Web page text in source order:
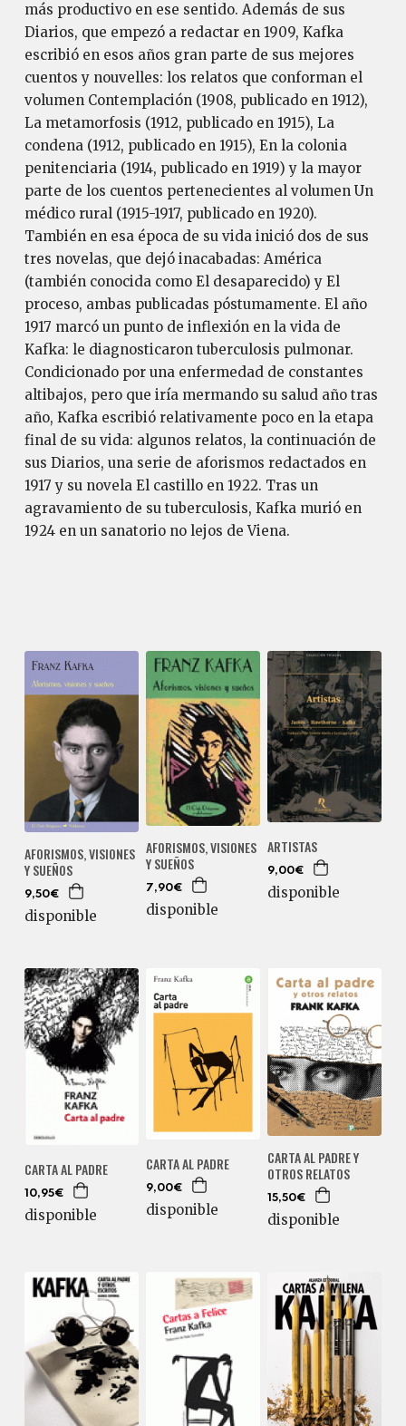
más productivo en ese sentido. Además de sus
Diarios, que empezó a redactar en 1909, Kafka
escribió en esos años gran parte de sus mejores
cuentos y nouvelles: los relatos que conforman el
volumen Contemplación (1908, publicado en 1912),
La metamorfosis (1912, publicado en 1915), La
condena (1912, publicado en 1915), En la colonia
penitenciaria (1914, publicado en 1919) y la mayor
parte de los cuentos pertenecientes al volumen Un
médico rural (1915-1917, publicado en 1920).
También en esa época de su vida inició dos de sus
tres novelas, que dejó inacabadas: América
(también conocida como El desaparecido) y El
proceso, ambas publicadas póstumamente. El año
1917 marcó un punto de inflexión en la vida de
Kafka: le diagnosticaron tuberculosis pulmonar.
Condicionado por una enfermedad de constantes
altibajos, pero que iría mermando su salud año tras
año, Kafka escribió relativamente poco en la etapa
final de su vida: algunos relatos, la continuación de
sus Diarios, una serie de aforismos redactados en
1917 y su novela El castillo en 1922. Tras un
agravamiento de su tuberculosis, Kafka murió en
1924 en un sanatorio no lejos de Viena.
AFORISMOS, VISIONES
Y SUEÑOS
9,50€
disponible
AFORISMOS, VISIONES
Y SUEÑOS
7,90€
disponible
ARTISTAS
9,00€
disponible
CARTA AL PADRE
10,95€
disponible
CARTA AL PADRE
9,00€
disponible
CARTA AL PADRE Y
OTROS RELATOS
15,50€
disponible